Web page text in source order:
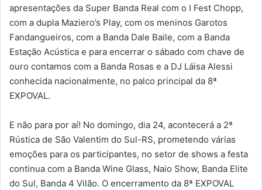
apresentações da Super Banda Real com o I Fest Chopp,
com a dupla Maziero’s Play, com os meninos Garotos
Fandangueiros, com a Banda Dale Baile, com a Banda
Estação Acústica e para encerrar o sábado com chave de
ouro contamos com a Banda Rosas e a DJ Láisa Alessi
conhecida nacionalmente, no palco principal da 8ª
EXPOVAL.
E não para por aí! No domingo, dia 24, acontecerá a 2ª
Rústica de São Valentim do Sul-RS, prometendo várias
emoções para os participantes, no setor de shows a festa
continua com a Banda Wine Glass, Naio Show, Banda Elite
do Sul, Banda 4 Vilão. O encerramento da 8ª EXPOVAL